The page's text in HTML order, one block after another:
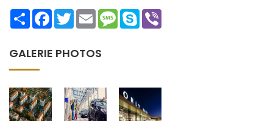
ShareFacebookTwitterEmailMessage
Skype
GALERIE PHOTOS